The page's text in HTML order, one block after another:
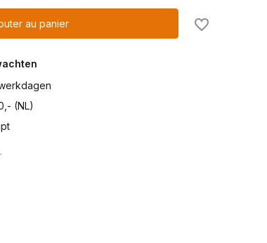
au panier
(NL)